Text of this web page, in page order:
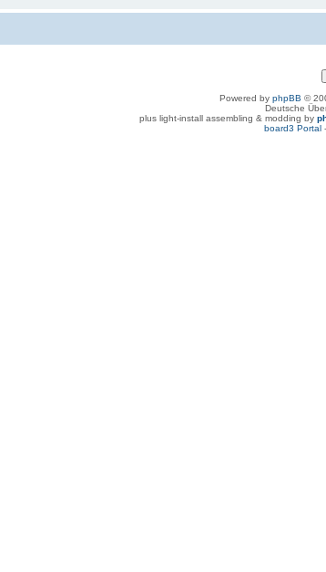
Powered by phpBB ©
Deutsche
plus light-install assembling & modding by
board3 Portal-